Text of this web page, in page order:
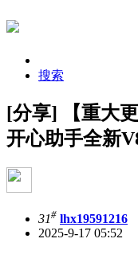
搜索
[分享] 【重大
开心助手全新
31# lhx19591216
2025-9-17 05:52